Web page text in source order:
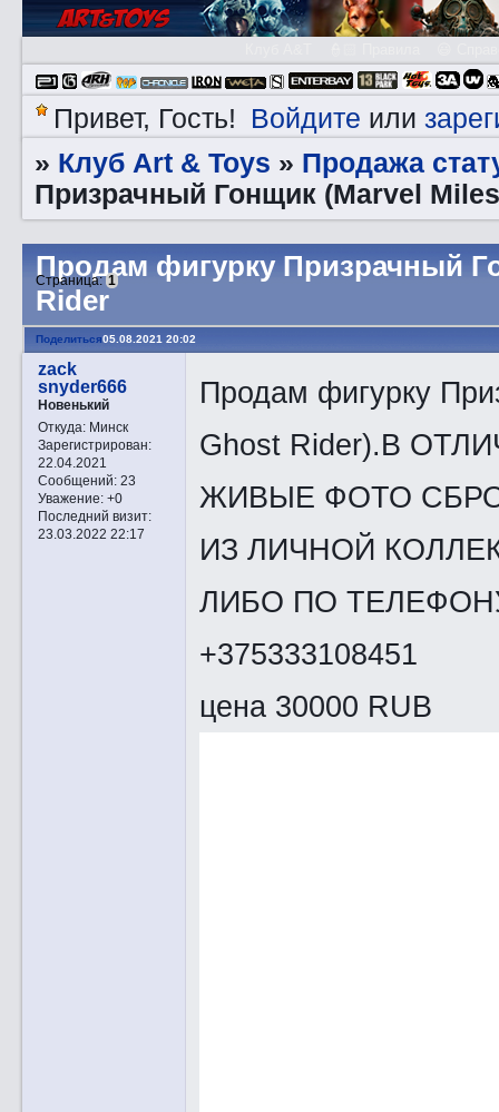
Привет, Гость! Войдите или
» Клуб Art & Toys » Продажа
Призрачный Гонщик (Marvel
Продам фигурку Призрачный
Rider
Страница:1
Поделиться05.08.2021 20:02
zack
snyder666
Новенький
Откуда:Минск
Зарегистрирован:
22.04.2021
Сообщений:23
Уважение: +0
Последний визит:
23.03.2022 22:17
Продам фигурку
Ghost Rider).В
ЖИВЫЕ ФОТО
ИЗ ЛИЧНОЙ
ЛИБО ПО
+375333108451
цена 30000 RUB